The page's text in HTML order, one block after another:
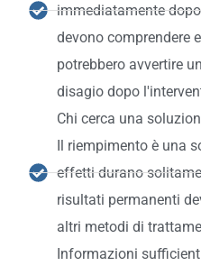
immediatamente
devono comprendere
potrebbero avvertire
disagio dopo
Chi cerca una
Il riempimento è una
effetti durano
risultati permanenti
altri metodi di
Informazioni